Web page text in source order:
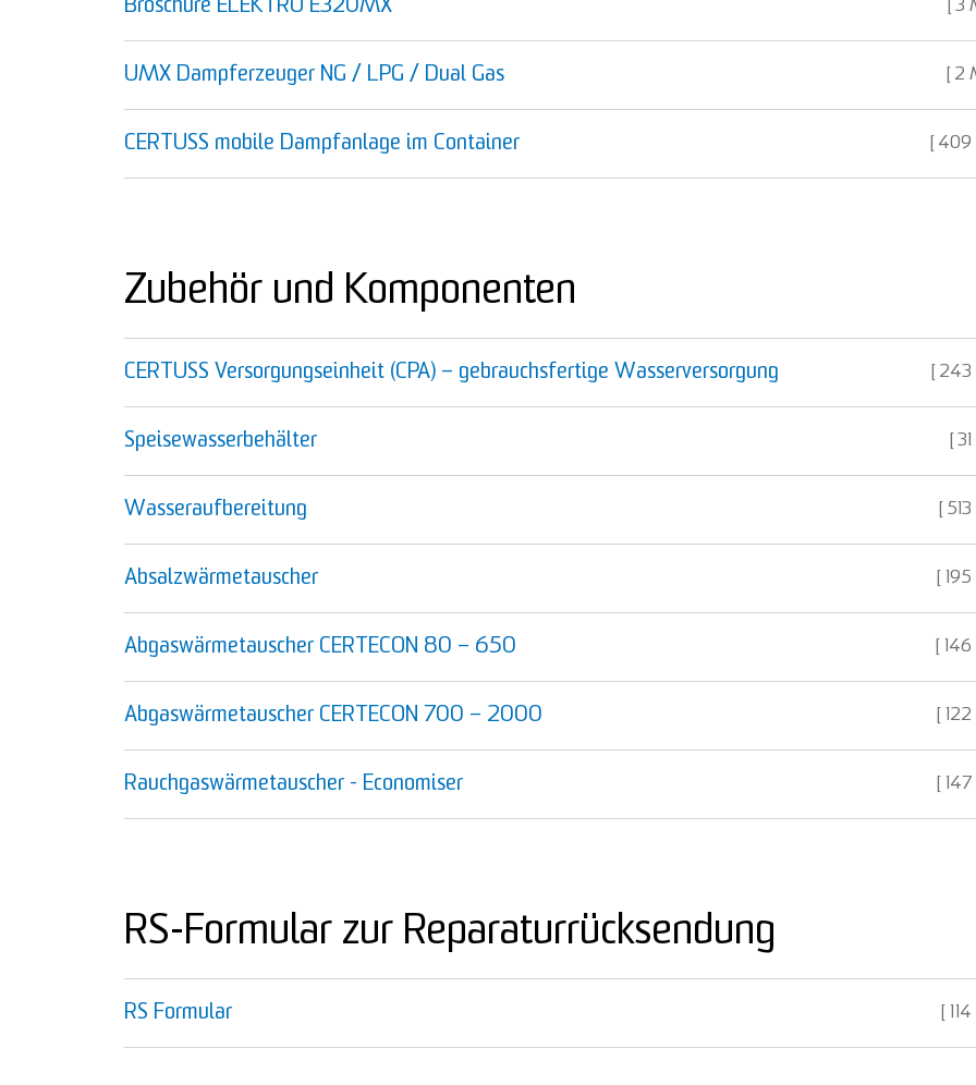
Broschüre ELEKTRO E320MX 3
UMX Dampferzeuger NG / LPG / Dual Gas 2
CERTUSS mobile Dampfanlage im Container 409
Zubehör und Komponenten
CERTUSS Versorgungseinheit (CPA) – gebrauchsfertige Wasserversorgung 243
Speisewasserbehälter 31
Wasseraufbereitung 513
Absalzwärmetauscher
Abgaswärmetauscher CERTECON 80 – 650
Abgaswärmetauscher CERTECON 700 – 2000
Rauchgaswärmetauscher - Economiser
RS-Formular zur Reparaturrücksendung
RS Formular